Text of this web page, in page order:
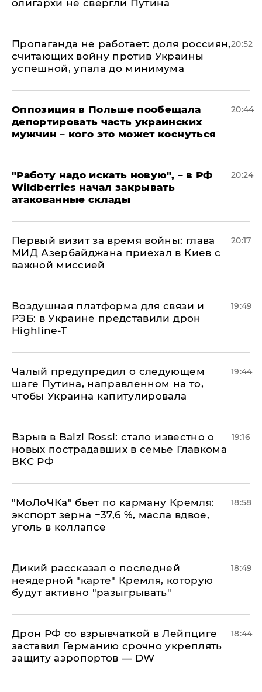
олигархи не свергли Путина
​Пропаганда не работает: доля россиян,
считающих войну против Украины
успешной, упала до минимума
20:52
Оппозиция в Польше пообещала
депортировать часть украинских
мужчин – кого это может коснуться
20:44
"Работу надо искать новую", – в РФ
Wildberries начал закрывать
атакованные склады
20:24
Первый визит за время войны: глава
МИД Азербайджана приехал в Киев с
важной миссией
20:17
Воздушная платформа для связи и
РЭБ: в Украине представили дрон
Highline-T
19:49
Чалый предупредил о следующем
шаге Путина, направленном на то,
чтобы Украина капитулировала
19:44
Взрыв в Balzi Rossi: стало известно о
новых пострадавших в семье Главкома
ВКС РФ
19:16
​"МоЛоЧКа" бьет по карману Кремля:
экспорт зерна −37,6 %, масла вдвое,
уголь в коллапсе
18:58
Дикий рассказал о последней
неядерной "карте" Кремля, которую
будут активно "разыгрывать"
18:49
​Дрон РФ со взрывчаткой в Лейпциге
заставил Германию срочно укреплять
защиту аэропортов — DW
18:44